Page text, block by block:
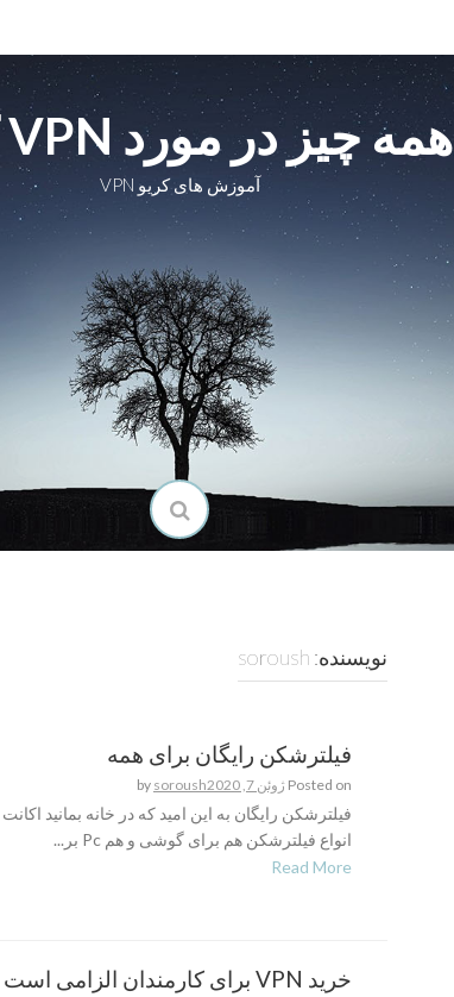
همه چیز در مورد VPN کریو
آموزش های کریو VPN
نویسنده: soroush
فیلترشکن رایگان برای همه
Posted on ژوئن 7, 2020 by soroush
انواع فیلترشکن هم برای گوشی و هم Pc بر...
Read More
خرید VPN برای کارمندان الزامی است